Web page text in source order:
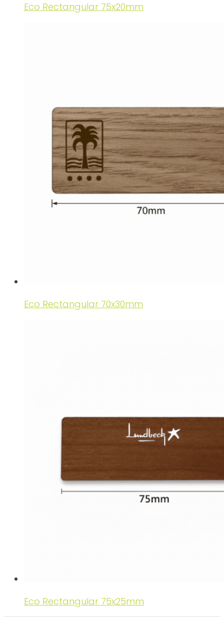
Eco Rectangular 75x20mm
Eco Rectangular 70x30mm
Eco Rectangular 75x25mm